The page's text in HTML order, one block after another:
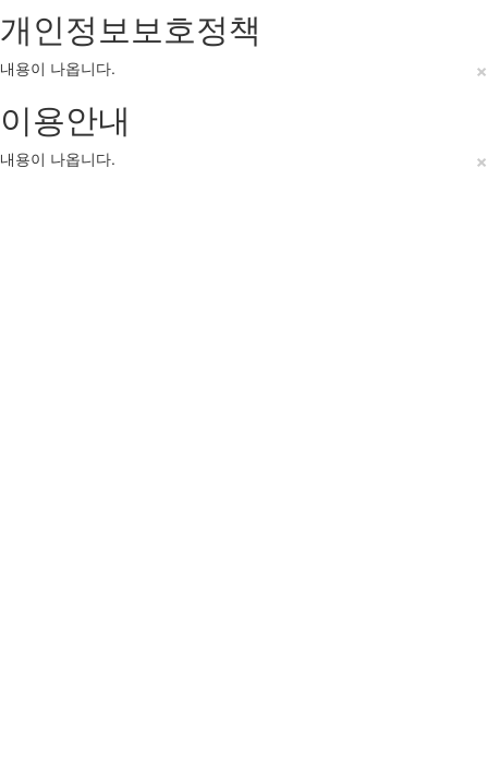
개인정보보호정책
×
내용이 나옵니다.
이용안내
×
내용이 나옵니다.